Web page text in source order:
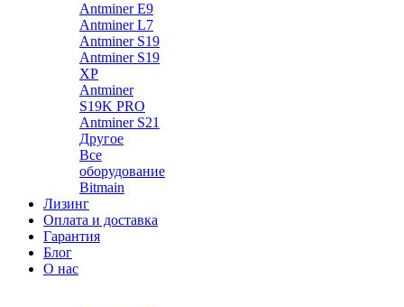
Antminer E9
Antminer L7
Antminer S19
Antminer S19
XP
Antminer
S19K PRO
Antminer S21
Другое
Все
оборудование
Bitmain
Лизинг
Оплата и доставка
Гарантия
Блог
О нас